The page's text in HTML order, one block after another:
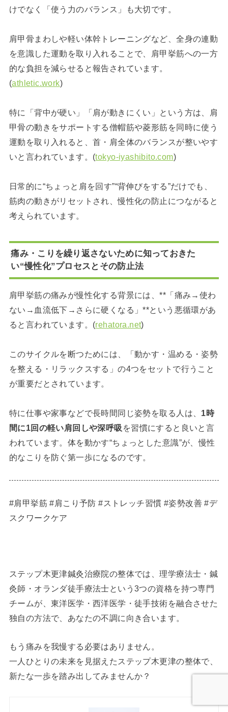
けでなく「使う力のバランス」も大切です。
肩甲骨まわしや軽い体幹トレーニングなど、全身の連動
を意識した運動を取り入れることで、肩甲挙筋への一方
的な負担を減らせると報告されています。
(athletic.work)
特に「背中が硬い」「肩が動きにくい」という方は、肩
甲骨の動きをサポートする僧帽筋や菱形筋を同時に使う
運動を取り入れると、首・肩全体のバランスが整いやす
いと言われています。(tokyo-iyashibito.com)
日常的に“ちょっと肩を回す”“背伸びをする”だけでも、
筋肉の動きがリセットされ、慢性化の防止につながると
考えられています。
痛み・こりを繰り返さないために知っておきた
い“慢性化”プロセスとその防止法
肩甲挙筋の痛みが慢性化する背景には、**「痛み→使わ
ない→血流低下→さらに硬くなる」**という悪循環があ
ると言われています。(rehatora.net)
このサイクルを断つためには、「動かす・温める・姿勢
を整える・リラックスする」の4つをセットで行うこと
が重要だとされています。
特に仕事や家事などで長時間同じ姿勢を取る人は、 1時
間に1回の軽い肩回しや深呼吸 を習慣にすると良いと言
われています。体を動かす“ちょっとした意識”が、慢性
的なこりを防ぐ第一歩になるのです。
#肩甲挙筋 #肩こり予防 #ストレッチ習慣 #姿勢改善 #デ
スクワークケア
ステップ木更津鍼灸治療院の整体では、理学療法士・鍼
灸師・オランダ徒手療法士という3つの資格を持つ専門
チームが、東洋医学・西洋医学・徒手技術を融合させた
独自の方法で、あなたの不調に向き合います。
もう痛みを我慢する必要はありません。
一人ひとりの未来を見据えたステップ木更津の整体で、
新たな一歩を踏み出してみませんか？